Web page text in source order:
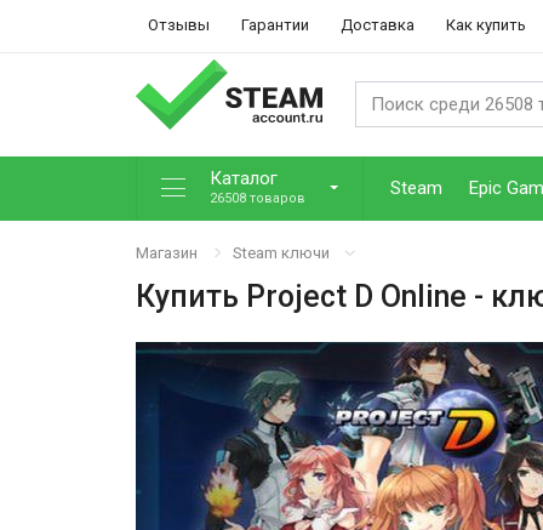
Отзывы Гарантии Доставка Как купить
Каталог
26508 товаров Steam Epic
Магазин Steam ключи
Купить Project D Online -